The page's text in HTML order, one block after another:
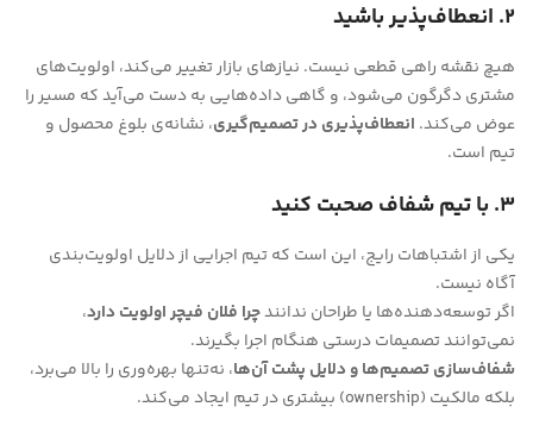
۲. انعطاف‌پذیر باشید
هیچ نقشه راهی قطعی نیست. نیازهای بازار تغییر می‌کند، اولویت‌های
مشتری دگرگون می‌شود، و گاهی داده‌هایی به دست می‌آید که مسیر را
عوض می‌کند. انعطاف‌پذیری در تصمیم‌گیری، نشانه‌ی بلوغ محصول و
تیم است.
۳. با تیم شفاف صحبت کنید
یکی از اشتباهات رایج، این است که تیم اجرایی از دلایل اولویت‌بندی
آگاه نیست.
اگر توسعه‌دهنده‌ها یا طراحان ندانندچرا فلان فیچر اولویت دارد،
نمی‌توانند تصمیمات درستی هنگام اجرا بگیرند.
شفاف‌سازی تصمیم‌ها و دلایل پشت آن‌ها، نه‌تنها بهره‌وری را بالا می‌برد،
بلکه مالکیت (ownership) بیشتری در تیم ایجاد می‌کند.